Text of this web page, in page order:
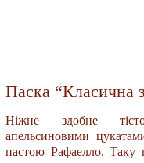
Паска “Класична
Ніжне здобне
апельсиновими
пастою Рафаелло. Таку